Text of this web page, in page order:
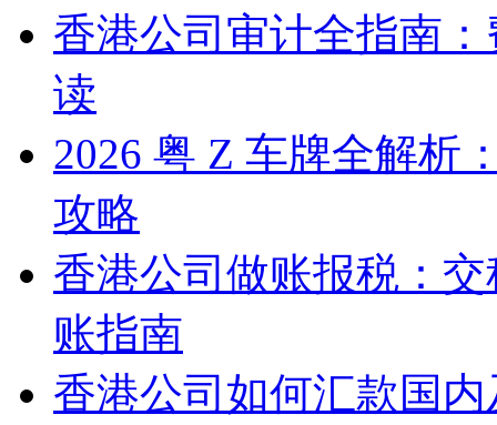
香港公司审计全指南
读
2026 粤 Z 车牌全解析
攻略
香港公司做账报税：
账指南
香港公司如何汇款国